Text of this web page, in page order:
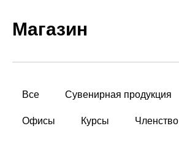
Магазин
Все Сувенирная продукция
Офисы Курсы Членство